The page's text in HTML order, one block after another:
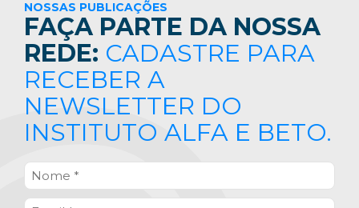
NOSSAS PUBLICAÇÕES
FAÇA PARTE DA NOSSA
REDE: CADASTRE PARA
RECEBER A
NEWSLETTER DO
INSTITUTO ALFA E BETO.